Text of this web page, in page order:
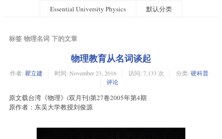
Essential University Physics
默认分类
标签 物理名词 下的文章
物理教育从名词谈起
作者: 瞿立建 时间: November 23, 2016 访问: 7,133 次 分类: 硬科普
评论
原文载台湾《物理》(双月刊)第27卷2005年第4期
原作者：东吴大学教授刘俊源